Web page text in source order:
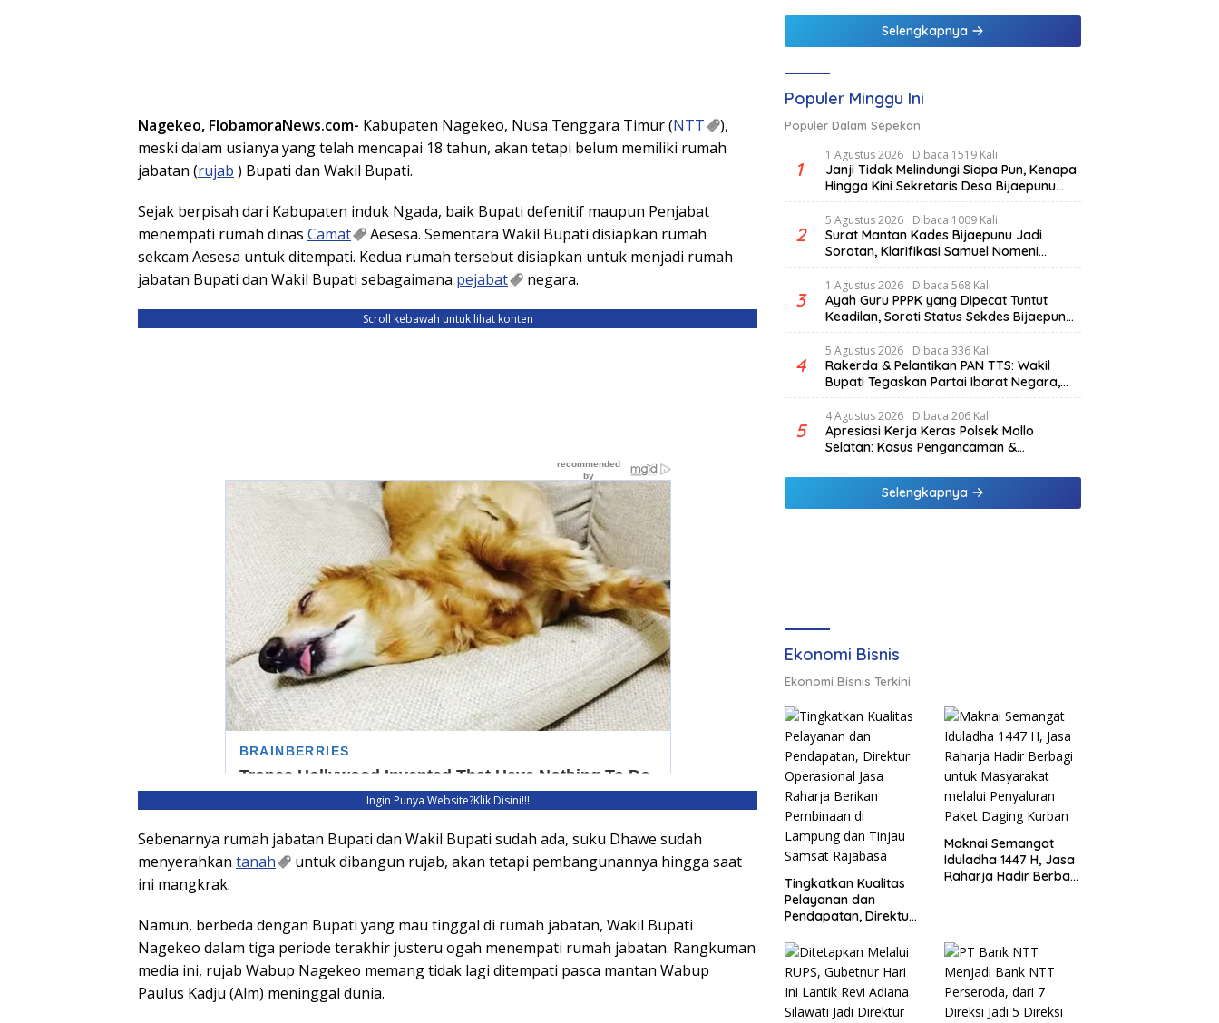
Nagekeo, FlobamoraNews.com- Kabupaten Nagekeo, Nusa Tenggara Timur (NTT
),
meski dalam usianya yang telah mencapai 18 tahun, akan tetapi belum memiliki rumah
jabatan (rujab ) Bupati dan Wakil Bupati.
Sejak berpisah dari Kabupaten induk Ngada, baik Bupati defenitif maupun Penjabat
menempati rumah dinas Camat
Aesesa. Sementara Wakil Bupati disiapkan rumah
sekcam Aesesa untuk ditempati. Kedua rumah tersebut disiapkan untuk menjadi rumah
jabatan Bupati dan Wakil Bupati sebagaimana pejabat negara.
Scroll kebawah untuk lihat konten
Ingin Punya Website?Klik Disini!!!
Sebenarnya rumah jabatan Bupati dan Wakil Bupati sudah ada, suku Dhawe sudah
menyerahkan tanah
untuk dibangun rujab, akan tetapi pembangunannya hingga saat
ini mangkrak.
Namun, berbeda dengan Bupati yang mau tinggal di rumah jabatan, Wakil Bupati
Nagekeo dalam tiga periode terakhir justeru ogah menempati rumah jabatan. Rangkuman
media ini, rujab Wabup Nagekeo memang tidak lagi ditempati pasca mantan Wabup
Paulus Kadju (Alm) meninggal dunia.
Selengkapnya
Populer Minggu Ini
Populer Dalam Sepekan
1
1 Agustus 2026 Dibaca 1519 Kali
Janji Tidak Melindungi Siapa Pun, Kenapa
Hingga Kini Sekretaris Desa Bijaepunu
Masih Aktif. Berikut penjelasan Ketua
Komisi I DPRD TTS.
2
5 Agustus 2026 Dibaca 1009 Kali
Surat Mantan Kades Bijaepunu Jadi
Sorotan, Klarifikasi Samuel Nomeni
Berbeda dengan Isi Dokumen yang
Beredar
3
1 Agustus 2026 Dibaca 568 Kali
Ayah Guru PPPK yang Dipecat Tuntut
Keadilan, Soroti Status Sekdes Bijaepunu
yang Masih Aktif Bekerja
4
5 Agustus 2026 Dibaca 336 Kali
Rakerda & Pelantikan PAN TTS: Wakil
Bupati Tegaskan Partai Ibarat Negara,
SPK Buka Kabar Sawah 3.000 Hektar &
Larangan Politik Uang
5
4 Agustus 2026 Dibaca 206 Kali
Apresiasi Kerja Keras Polsek Mollo
Selatan: Kasus Pengancaman &
Pencemaran Nama Baik Berakhir Damai
Selengkapnya
Ekonomi Bisnis
Ekonomi Bisnis Terkini
Tingkatkan Kualitas
Pelayanan dan
Pendapatan, Direktur
Raharja Berikan
Pembinaan di
Lampung dan Tinjau
Samsat Rajabasa
Maknai Semangat
Iduladha 1447 H, Jasa
Raharja Hadir Berbagi